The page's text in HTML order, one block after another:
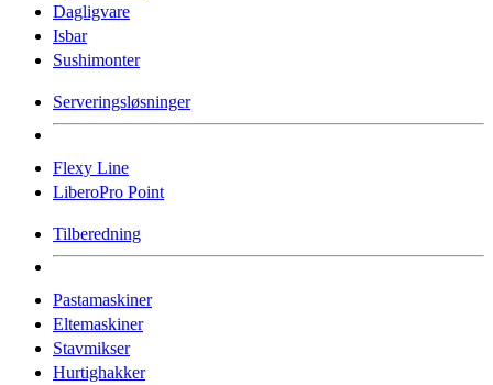
Dagligvare
Isbar
Sushimonter
Serveringsløsninger
Flexy Line
LiberoPro Point
Tilberedning
Pastamaskiner
Eltemaskiner
Stavmikser
Hurtighakker